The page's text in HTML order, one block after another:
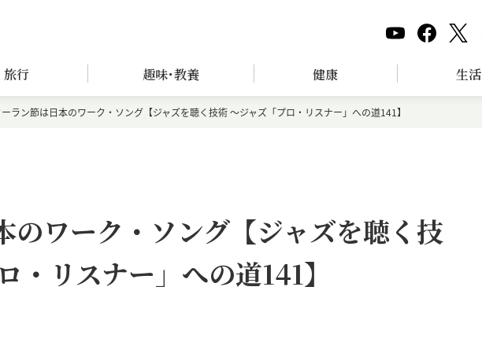
旅行 趣味･教養 健康 生活
ーラン節は日本のワーク・ソング【ジャズを聴く技術 〜ジャズ「プロ・リスナー」への道141】
のワーク・ソング【ジャズを聴く技
・リスナー」への道141】